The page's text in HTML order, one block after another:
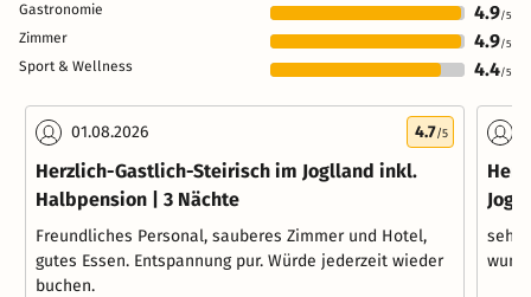
Gastronomie 4.9/5
Zimmer 4.9/5
Sport & Wellness 4.4/5
01.08.2026 4.7/5
Herzlich-Gastlich-Steirisch im Joglland inkl.
Halbpension | 3 Nächte
Freundliches Personal, sauberes Zimmer und Hotel,
gutes Essen. Entspannung pur. Würde jederzeit wieder
buchen.
sehr